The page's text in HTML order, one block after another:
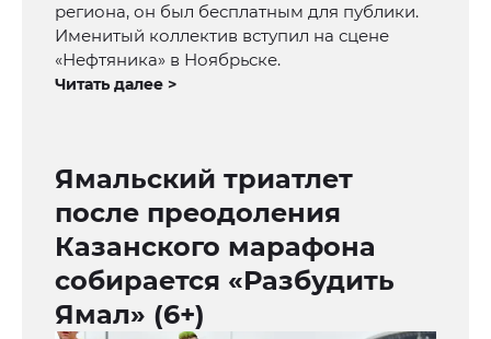
региона, он был бесплатным для публики.
Именитый коллектив вступил на сцене
«Нефтяника» в Ноябрьске.
Читать далее >
Ямальский триатлет
после преодоления
Казанского марафона
собирается «Разбудить
Ямал» (6+)